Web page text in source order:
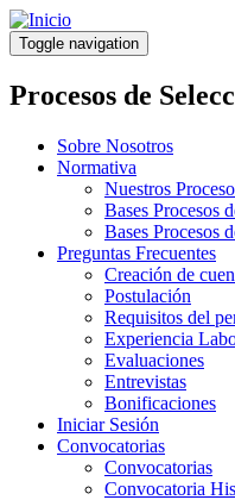
Pasar
al
contenido
principal
Toggle navigation
Procesos de
Sobre Nosotros
Normativa
Nuestros
Bases Procesos
Bases Procesos
Preguntas Frecuentes
Creación de
Postulación
Requisitos del
Experiencia
Evaluaciones
Entrevistas
Bonificaciones
Iniciar Sesión
Convocatorias
Convocatorias
Convocatoria